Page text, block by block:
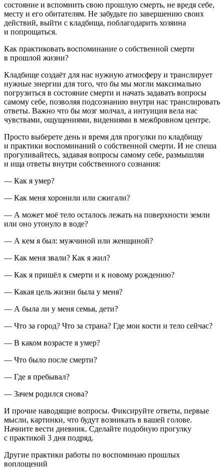
состояние и вспомнить свою прошлую смерть, не вредя себе,
месту и его обитателям. Не забудьте по завершению своих
действий, выйти с кладбища, поблагодарить хозяина
и попрощаться.
Как практиковать воспоминание о собственной смерти
в прошлой жизни?
Кладбище создаёт для нас нужную атмосферу и транслирует
нужные энергии для того, что бы мы могли максимально
погрузиться в состояние смерти и начать задавать вопросы
самому себе, позволяя подсознанию внутри нас транслировать
ответы. Важно что бы мозг молчал, а интуиция вела нас
чувствами, ощущениями, видениями в межбровном центре.
Просто выберете день и время для прогулки по кладбищу
и практики воспоминаний о собственной смерти. И не спеша
прогуливайтесь, задавая вопросы самому себе, размышляя
и ища ответы внутри собственного сознания:
— Как я умер?
— Как меня хоронили или сжигали?
— А может моё тело осталось лежать на поверхности земли
или оно утонуло в воде?
— А кем я был: мужчиной или женщиной?
— Как меня звали? Как я жил?
— Как я пришёл к смерти и к новому рождению?
— Какая цель жизни была у меня?
— А была ли у меня семья, дети?
— Что за город? Что за страна? Где мои кости и тело сейчас?
— В каком возрасте я умер?
— Что было после смерти?
— Где я пребывал?
— Зачем родился снова?
И прочие наводящие вопросы. Фиксируйте ответы, первые
мысли, картинки, что будут возникать в вашей голове.
Начните вести дневник. Сделайте подобную прогулку
с практикой 3 дня подряд.
Другие практики работы по воспоминаю прошлых
воплощений